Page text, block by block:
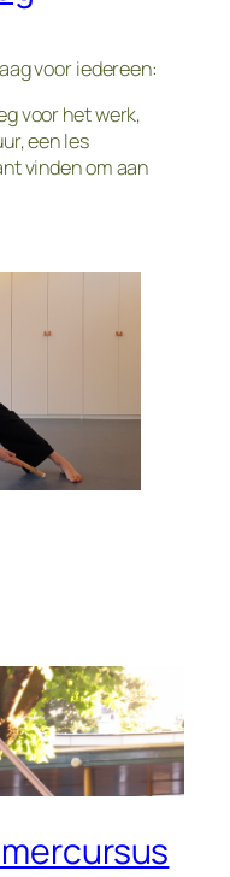
voor iedereen:
voor het werk,
een les
vinden om aan